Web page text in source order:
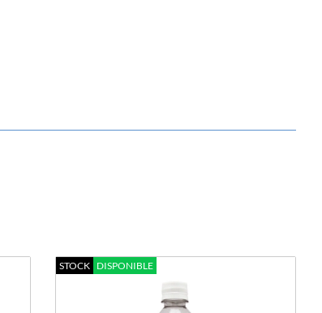
STOCK DISPONIBLE